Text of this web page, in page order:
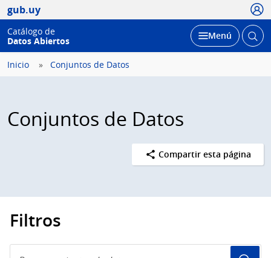
gub.uy
Catálogo de
Datos Abiertos
Desplegar
Menú Abrir
Inicio Conjuntos de Datos
Conjuntos de Datos
Compartir esta página
Filtros